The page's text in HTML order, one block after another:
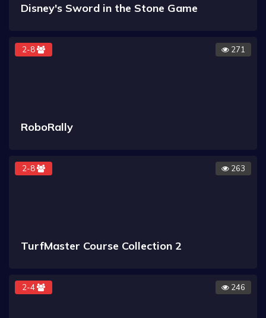
Disney's Sword in the Stone Game
2-8 271
RoboRally
2-8 263
TurfMaster Course Collection 2
2-4 246